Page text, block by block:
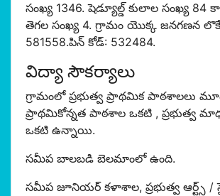
సంఖ్య 1346. షెడ్యూల్డ్ కులాల సంఖ్య 84
తెగల సంఖ్య 4. గ్రామం యొక్క జనగణన
581558.పిన్ కోడ్: 532484.
విద్యా సౌకర్యాలు
గ్రామంలో ప్రభుత్వ ప్రాథమిక పాఠశాలలు
ప్రాథమికోన్నత పాఠశాల ఒకటి , ప్రభుత్వ
ఒకటి ఉన్నాయి.
సమీప బాలబడి బెలమాంలో ఉంది.
సమీప జూనియర్ కళాశాల, ప్రభుత్వ ఆర్ట్స్ /